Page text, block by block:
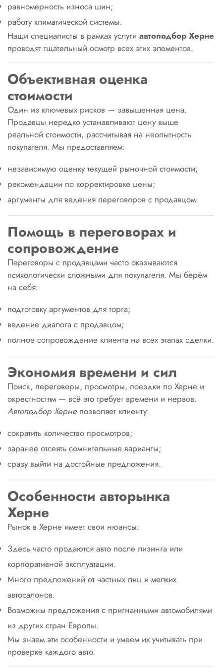
равномерность износа шин;
работу климатической системы.
Наши специалисты в рамках услуги автоподбор Херне
проводят тщательный осмотр всех этих элементов.
Объективная оценка
стоимости
Один из ключевых рисков — завышенная цена.
Продавцы нередко устанавливают цену выше
реальной стоимости, рассчитывая на неопытность
покупателя. Мы предоставляем:
независимую оценку текущей рыночной стоимости;
рекомендации по корректировке цены;
аргументы для ведения переговоров с продавцом.
Помощь в переговорах и
сопровождение
Переговоры с продавцами часто оказываются
психологически сложными для покупателя. Мы берём
на себя:
подготовку аргументов для торга;
ведение диалога с продавцом;
полное сопровождение клиента на всех этапах сделки.
Экономия времени и сил
Поиск, переговоры, просмотры, поездки по Херне и
окрестностям — всё это требует времени и нервов.
Автоподбор Хернепозволяет клиенту:
сократить количество просмотров;
заранее отсеять сомнительные варианты;
сразу выйти на достойные предложения.
Особенности авторынка
Херне
Рынок в Херне имеет свои нюансы:
Здесь часто продаются авто после лизинга или
корпоративной эксплуатации.
Много предложений от частных лиц и мелких
автосалонов.
Возможны предложения с пригнанными автомобилями
из других стран Европы.
Мы знаем эти особенности и умеем их учитывать при
проверке каждого авто.